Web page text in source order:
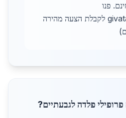
פנו
ל/קונה-ברזל-בgivatayim לקבלת הצעה מהירה
פלדה לגבעתיים?